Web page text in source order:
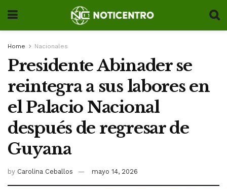
Home Nacionales
Presidente Abinader se
reintegra a sus labores en
el Palacio Nacional
después de regresar de
Guyana
by Carolina Ceballos mayo 14, 2026